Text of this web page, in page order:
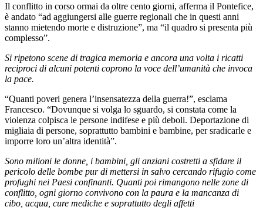
Il conflitto in corso ormai da oltre cento giorni, afferma il Pontefice,
è andato “ad aggiungersi alle guerre regionali che in questi anni
stanno mietendo morte e distruzione”, ma “il quadro si presenta più
complesso”.
Si ripetono scene di tragica memoria e ancora una volta i ricatti
reciproci di alcuni potenti coprono la voce dell’umanità che invoca
la pace.
“Quanti poveri genera l’insensatezza della guerra!”, esclama
Francesco. “Dovunque si volga lo sguardo, si constata come la
violenza colpisca le persone indifese e più deboli. Deportazione di
migliaia di persone, soprattutto bambini e bambine, per sradicarle e
imporre loro un’altra identità”.
Sono milioni le donne, i bambini, gli anziani costretti a sfidare il
pericolo delle bombe pur di mettersi in salvo cercando rifugio come
profughi nei Paesi confinanti. Quanti poi rimangono nelle zone di
conflitto, ogni giorno convivono con la paura e la mancanza di
cibo, acqua, cure mediche e soprattutto degli affetti